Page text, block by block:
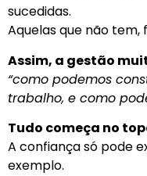
sucedidas.
Aquelas que não
Assim, a gestão
“como podemos
trabalho, e como
Tudo começa no
A confiança só pode
exemplo.